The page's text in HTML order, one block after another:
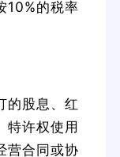
10%的税率
的股息、红
特许权使用
营合同或协